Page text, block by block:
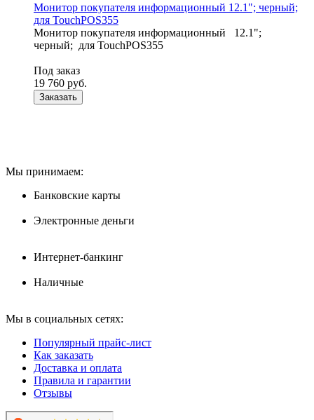
Монитор покупателя информационный 12.1"; черный;
для TouchPOS355
Монитор покупателя информационный 12.1";
черный; для TouchPOS355
Под заказ
19 760 руб.
Заказать
Мы принимаем:
Банковские карты
Электронные деньги
Интернет-банкинг
Наличные
Мы в социальных сетях:
Популярный прайс-лист
Как заказать
Доставка и оплата
Правила и гарантии
Отзывы